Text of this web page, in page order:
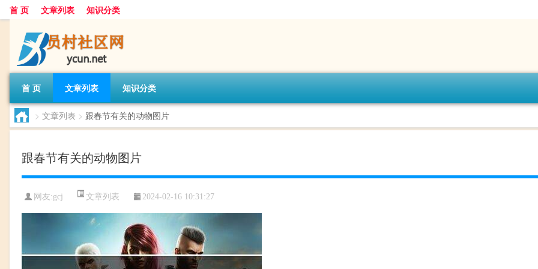
首 页 文章列表 知识分类
首 页 文章列表 知识分类
> 文章列表 > 跟春节有关的动物图片
跟春节有关的动物图片
网友:gcj 文章列表 2024-02-16 10:31:27